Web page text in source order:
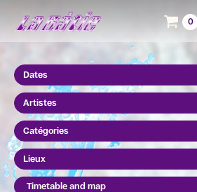
Dates
Artistes
Catégories
Lieux
Timetable and map
0